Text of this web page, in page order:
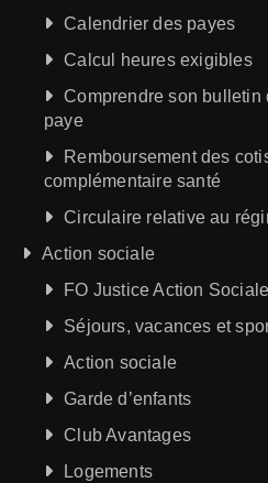
Calendrier des payes
Calcul heures exigibles
Comprendre son bulletin
paye
Remboursement des
complémentaire santé
Circulaire relative au
Action sociale
FO Justice Action Sociale
Séjours, vacances et
Action sociale
Garde d’enfants
Club Avantages
Logements